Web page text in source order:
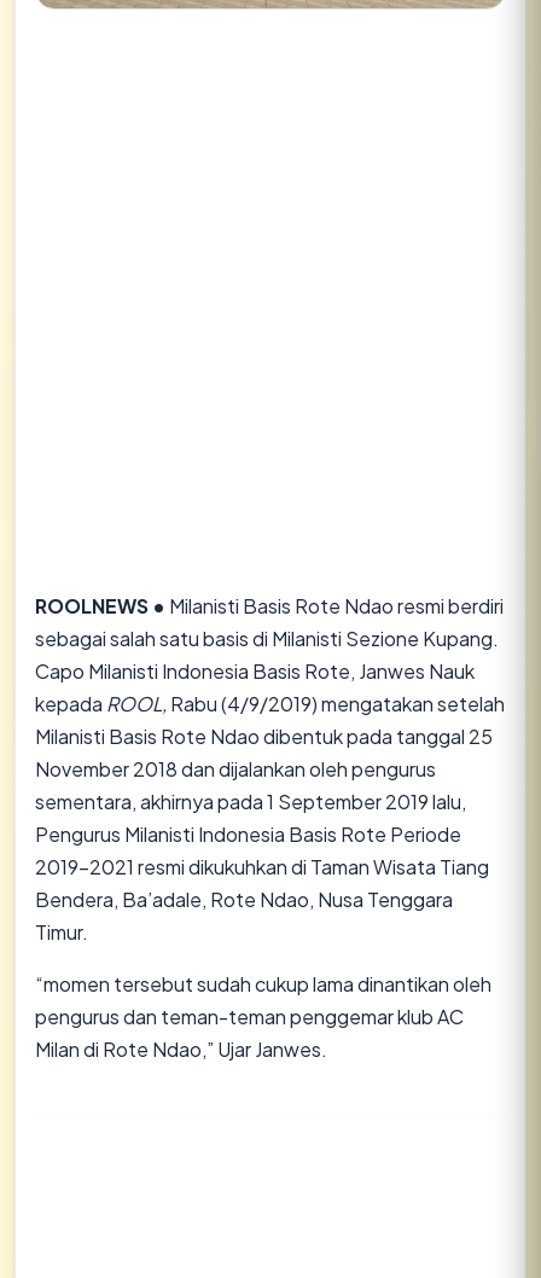
ROOLNEWS • Milanisti Basis Rote Ndao resmi berdiri
sebagai salah satu basis di Milanisti Sezione Kupang.
Capo Milanisti Indonesia Basis Rote, Janwes Nauk
kepada ROOL,Rabu (4/9/2019) mengatakan setelah
Milanisti Basis Rote Ndao dibentuk pada tanggal 25
November 2018 dan dijalankan oleh pengurus
sementara, akhirnya pada 1 September 2019 lalu,
Pengurus Milanisti Indonesia Basis Rote Periode
2019-2021 resmi dikukuhkan di Taman Wisata Tiang
Bendera, Ba’adale, Rote Ndao, Nusa Tenggara
Timur.
“momen tersebut sudah cukup lama dinantikan oleh
pengurus dan teman-teman penggemar klub AC
Milan di Rote Ndao,” Ujar Janwes.